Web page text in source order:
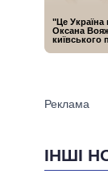
ІНШІ